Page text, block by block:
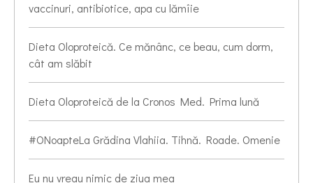
vaccinuri, antibiotice, apa cu lămîie
Dieta Oloproteică. Ce mănânc, ce beau, cum dorm,
cât am slăbit
Dieta Oloproteică de la Cronos Med. Prima lună
#ONoapteLa Grădina Vlahiia. Tihnă. Roade. Omenie
Eu nu vreau nimic de ziua mea